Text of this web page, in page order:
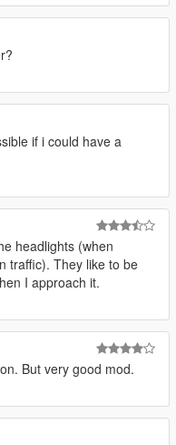
if i could have a
headlights (when
traffic). They like to be
I approach it.
But very good mod.